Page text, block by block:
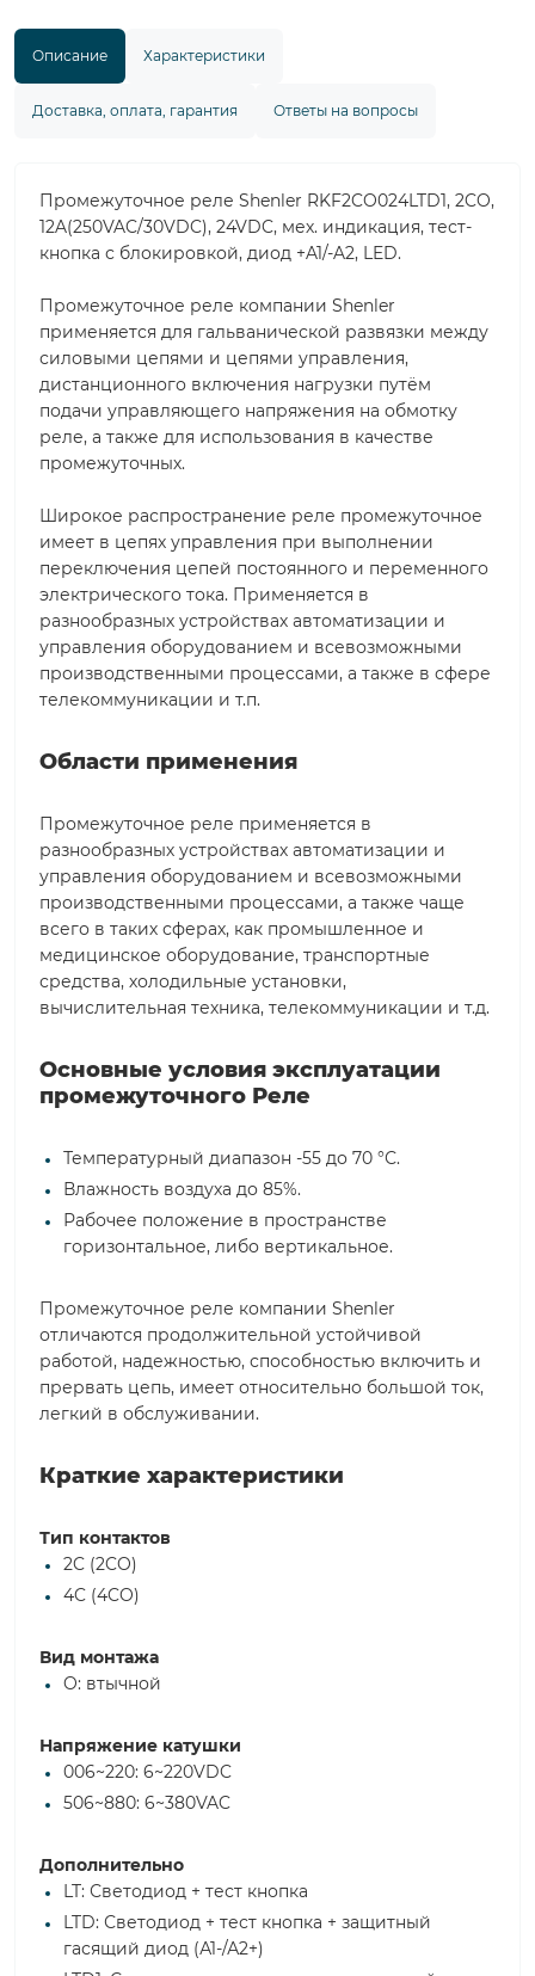
Описание Характеристики
Доставка, оплата, гарантия Ответы на вопросы
Промежуточное реле Shenler RKF2CO024LTD1, 2CO,
12A(250VAC/30VDC), 24VDC, мех. индикация, тест-
кнопка с блокировкой, диод +A1/-A2, LED.
Промежуточное реле компании Shenler
применяется для гальванической развязки между
силовыми цепями и цепями управления,
дистанционного включения нагрузки путём
подачи управляющего напряжения на обмотку
реле, а также для использования в качестве
промежуточных.
Широкое распространение реле промежуточное
имеет в цепях управления при выполнении
переключения цепей постоянного и переменного
электрического тока. Применяется в
разнообразных устройствах автоматизации и
управления оборудованием и всевозможными
производственными процессами, а также в сфере
телекоммуникации и т.п.
Области применения
Промежуточное реле применяется в
разнообразных устройствах автоматизации и
управления оборудованием и всевозможными
производственными процессами, а также чаще
всего в таких сферах, как промышленное и
медицинское оборудование, транспортные
средства, холодильные установки,
вычислительная техника, телекоммуникации и т.д.
Основные условия эксплуатации
промежуточного Реле
Температурный диапазон -55 до 70 °С.
Влажность воздуха до 85%.
Рабочее положение в пространстве
горизонтальное, либо вертикальное.
Промежуточное реле компании Shenler
отличаются продолжительной устойчивой
работой, надежностью, способностью включить и
прервать цепь, имеет относительно большой ток,
легкий в обслуживании.
Краткие характеристики
Тип контактов
2C (2CO)
4C (4CO)
Вид монтажа
O: втычной
Напряжение катушки
006~220: 6~220VDC
506~880: 6~380VAC
Дополнительно
LT: Светодиод + тест кнопка
LTD: Светодиод + тест кнопка + защитный
гасящий диод (А1-/А2+)